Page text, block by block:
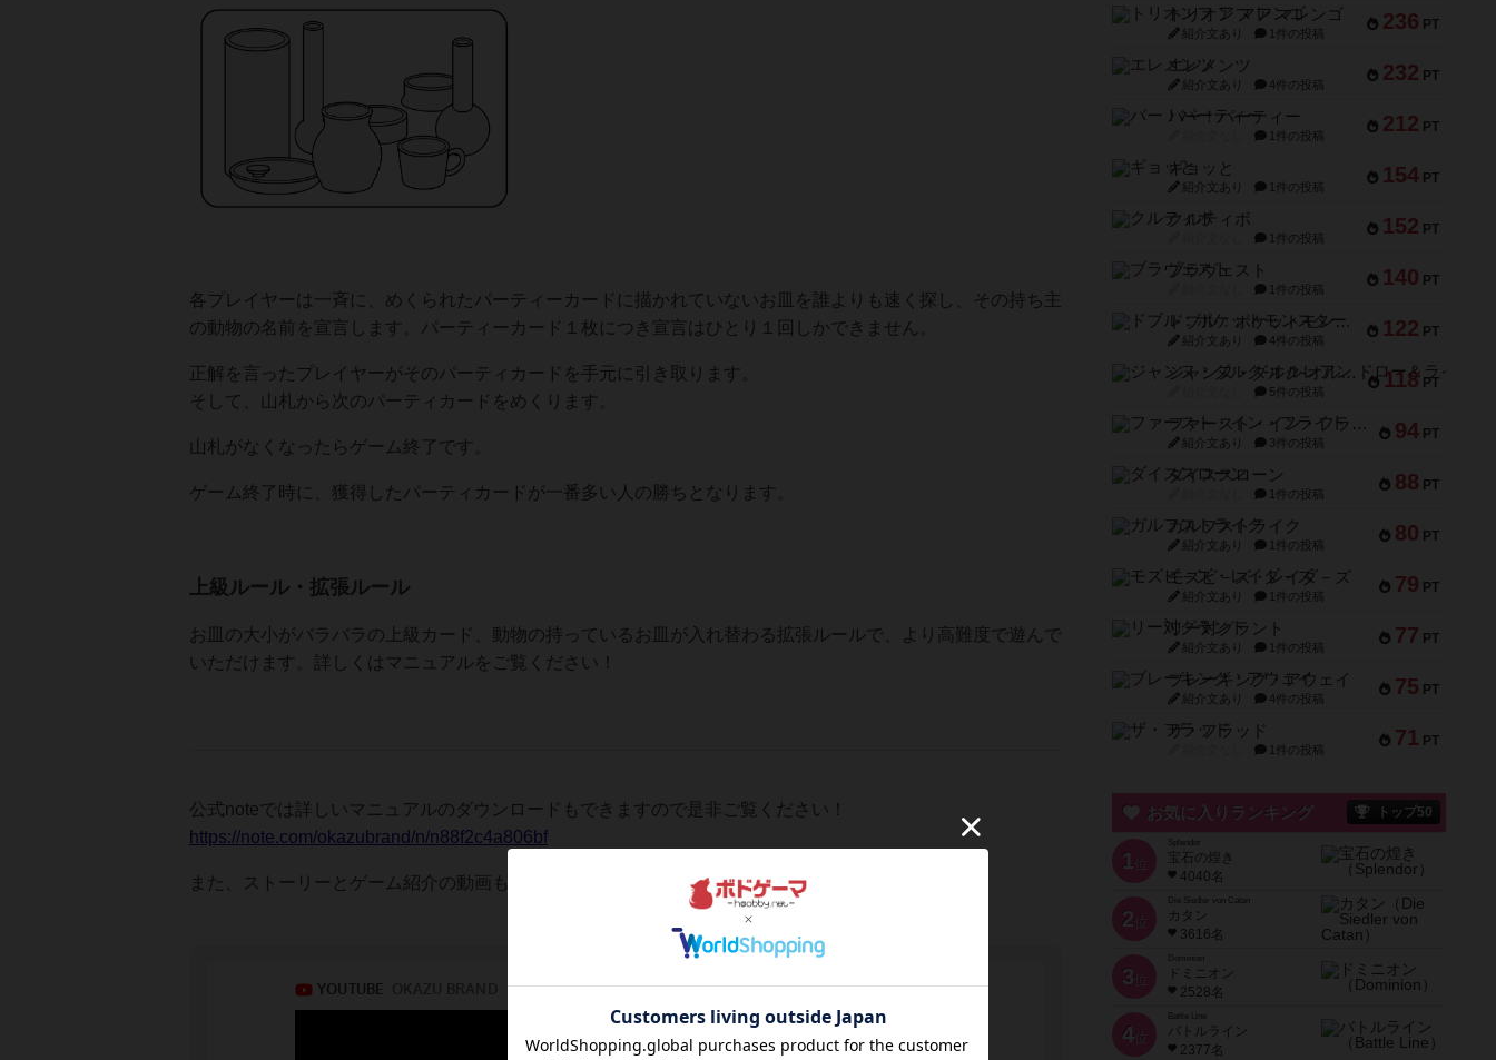
各プレイヤーは一斉に、めくられたパーティーカードに描かれていないお皿を誰よりも速く探し、その持ち主
の動物の名前を宣言します。パーティーカード１枚につき宣言はひとり１回しかできません。
正解を言ったプレイヤーがそのパーティカードを手元に引き取ります。
そして、山札から次のパーティカードをめくります。
山札がなくなったらゲーム終了です。
ゲーム終了時に、獲得したパーティカードが一番多い人の勝ちとなります。
上級ルール・拡張ルール
お皿の大小がバラバラの上級カード、動物の持っているお皿が入れ替わる拡張ルールで、より高難度で遊んで
いただけます。詳しくはマニュアルをご覧ください！
公式noteでは詳しいマニュアルのダウンロードもできますので是非ご覧ください！
https://note.com/okazubrand/n/n88f2c4a806bf
また、ストーリーとゲーム紹介の動画も制作しましたのでぜひご覧ください。
236 PT
トリオンフ ア マレンゴ
紹介文あり 1件の投稿
232 PT
エレメンツ
紹介文あり 4件の投稿
212 PT
バー！パーティー
1件の投稿
154 PT
ギョッと
紹介文あり 1件の投稿
152 PT
クルティボ
1件の投稿
140 PT
ブラヴェスト
1件の投稿
122 PT
ドブル：ポケットモンスター
紹介文あり 4件の投稿
118 PT
ジャンヌ・ダルク-オルレアン ドロー＆ライト
5件の投稿
94 PT
ファースト・イン・フライト
紹介文あり 3件の投稿
88 PT
ダイススローン
1件の投稿
80 PT
ガルフストライク
紹介文あり 1件の投稿
79 PT
モズビ－ズ・レイダ－ズ
紹介文あり 1件の投稿
77 PT
リー対グラント
紹介文あり 1件の投稿
75 PT
ブレーキング・アウェイ
紹介文あり 4件の投稿
71 PT
ザ・フラッド
1件の投稿
お気に入りランキング トップ50
1 位
宝石の煌き
4040名
2 位
Die Siedler von Catan
カタン
3616名
3 位
ドミニオン
2528名
4位
Battle Line
バトルライン
2377名